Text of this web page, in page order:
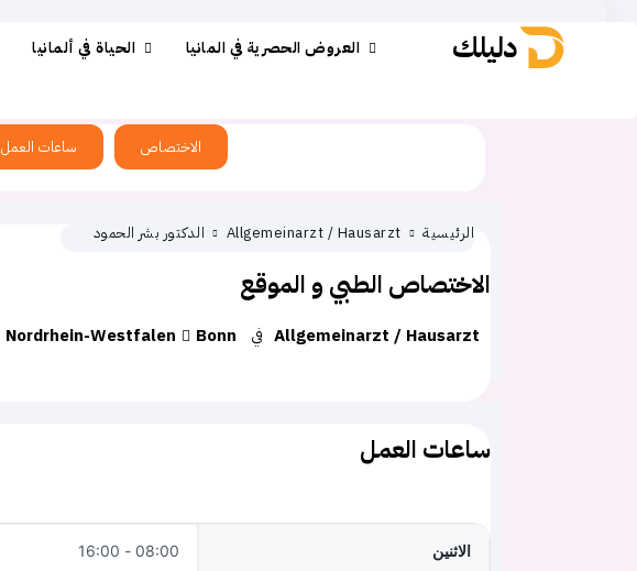
دليلك العروض الحصرية في المانيا الحياة في ألمانيا
الاختصاص ساعات العمل
الرئيسية Allgemeinarzt / Hausarzt الدكتور بشر الحمود
الاختصاص الطبي و الموقع
في Allgemeinarzt / Hausarzt
Nordrhein-Westfalen Bonn
ساعات العمل
الاثنين 08:00 - 16:00